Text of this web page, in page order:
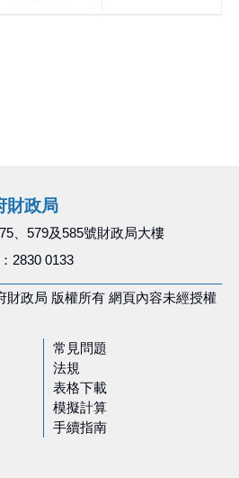
財政局
、579及585號財政局大樓
2830 0133
財政局 版權所有 網頁內容未經授權
常見問題
法規
表格下載
模擬計算
手續指南